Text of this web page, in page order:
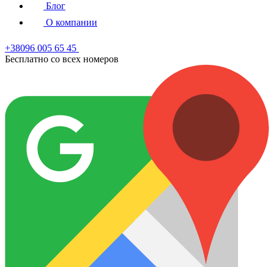
Блог
О компании
+38096 005 65 45
Бесплатно со всех номеров